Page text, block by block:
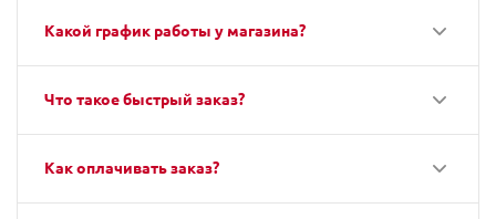
Какой график работы у магазина?
Что такое быстрый заказ?
Как оплачивать заказ?